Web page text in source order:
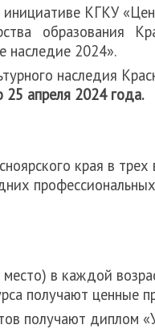
КГКУ
образования
наследие 2024».
наследия
апреля 2024 года.
края в трех
профессиональных
в каждой
получают ценные
получают диплом